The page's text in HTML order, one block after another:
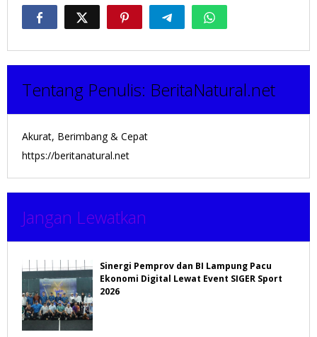
Tentang Penulis: BeritaNatural.net
Akurat, Berimbang & Cepat
https://beritanatural.net
Jangan Lewatkan
Sinergi Pemprov dan BI Lampung Pacu
Ekonomi Digital Lewat Event SIGER Sport
2026